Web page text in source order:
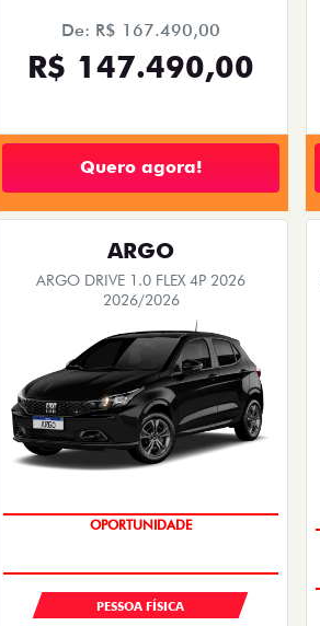
De: R$ 167.490,00
R$ 147.490,00
Quero agora!
ARGO
ARGO DRIVE 1.0 FLEX 4P 2026
2026/2026
BÔNUS DE 6 MIL REAIS
PESSOA FÍSICA